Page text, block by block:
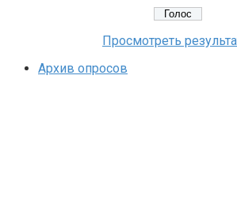
Просмотреть
Архив опросов